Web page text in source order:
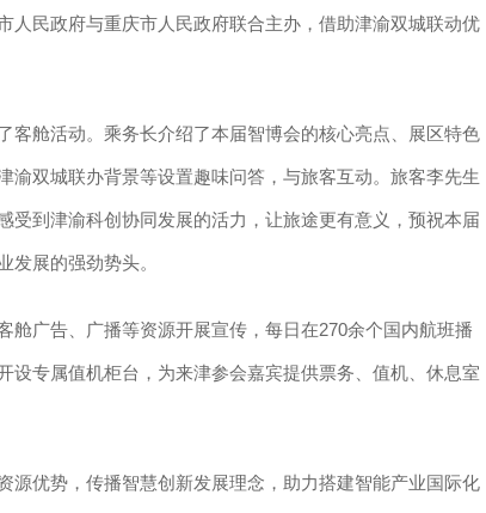
人民政府与重庆市人民政府联合主办，借助津渝双城联动优
舱活动。乘务长介绍了本届智博会的核心亮点、展区特色
渝双城联办背景等设置趣味问答，与旅客互动。旅客李先生
受到津渝科创协同发展的活力，让旅途更有意义，预祝本届
发展的强劲势头。
广告、广播等资源开展宣传，每日在270余个国内航班播
设专属值机柜台，为来津参会嘉宾提供票务、值机、休息室
优势，传播智慧创新发展理念，助力搭建智能产业国际化